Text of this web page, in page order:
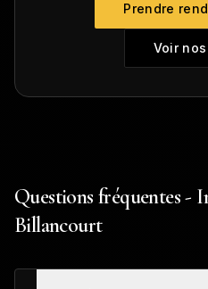
Prendre
Voir
Questions fréquentes -
Billancourt